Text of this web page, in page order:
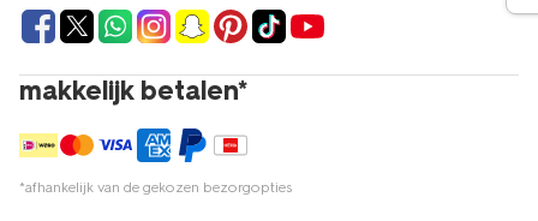
makkelijk betalen*
*afhankelijk van de gekozen bezorgopties